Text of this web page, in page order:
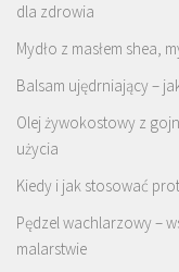
dla zdrowia
Mydło z masłem shea,
Balsam ujędrniający –
Olej żywokostowy z
użycia
Kiedy i jak stosować
Pędzel wachlarzowy –
malarstwie